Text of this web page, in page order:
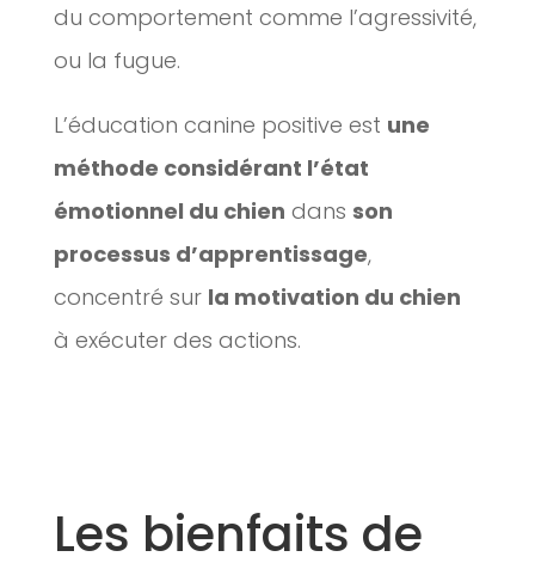
du comportement comme l’agressivité,
ou la fugue.
L’éducation canine positive est une
méthode considérant l’état
émotionnel du chien dans son
processus d’apprentissage,
concentré sur la motivation du chien
à exécuter des actions.
Les bienfaits de